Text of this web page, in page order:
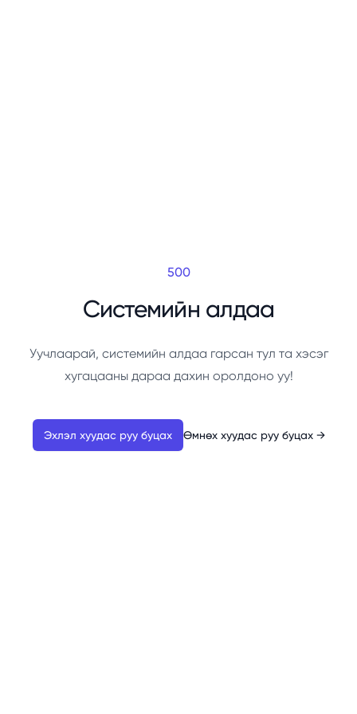
500
Системийн алдаа
Уучлаарай, системийн алдаа гарсан тул та хэсэг
хугацааны дараа дахин оролдоно уу!
Эхлэл хуудас руу буцах Өмнөх хуудас руу буцах →